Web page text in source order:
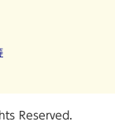
Reserved.